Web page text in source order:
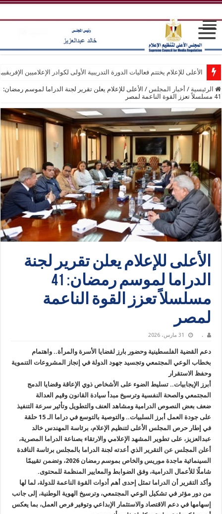
الأعلى للإعلام يختتم فعاليات الدورة التدريبية الأولى لكوادر الإعلاميين
الرئيسية / أخبار المجلس / الأعلى للإعلام يعلن تقرير لجنة الدراما لموسم رمضان:
41 مسلسلاً تعزز القوة الناعمة لمصر
الأعلى للإعلام يعلن تقرير لجنة
الدراما لموسم رمضان: 41
مسلسلاً تعزز القوة الناعمة
لمصر
. 31 مارس، 2026
دعم القضية الفلسطينية وحضور بارز لقضايا الأسرة والمرأة.. واهتمام
بخطاب الوعي المجتمعي وتجسيد جهود الدولة في إنجاز المشروعات التنموية
وحفظ الاستقرار
أبرز الإيجابيات.. تسليط الضوء على الأشخاص ذوي الإعاقة وقضايا الدمج
المجتمعي والصحة النفسية وترسيخ مبدأ سيادة القانون وقيم العدالة
ضعف بعض النصوص الدرامية ومشاهد العنف والتطويل وتأثير سرعة التنفيذ
على جودة العمل أبرز السلبيات.. والتوصية بالتوسع في دراما الـ 15 حلقة
في إطار حرص المجلس الأعلى لتنظيم الإعلام، برئاسة المهندس خالد
عبدالعزيز، على تطوير المشهد الإعلامي والارتقاء بصناعة الدراما المصرية،
أعلن المجلس عن التقرير الذي أعدته لجنة الدراما بالمجلس برئاسة الناقدة
السينمائية ماجدة موريس والخاص بموسم رمضان 2026، وتضمن تقييمًا
شاملًا للأعمال الدرامية، وفق الضوابط والمعايير المنظمة للمحتوى.
وأكد التقرير أن الدراما تمثل إحدى أهم أدوات القوة الناعمة للدولة، لما لها
من دور مؤثر في تشكيل الوعي المجتمعي، وترسيخ الهوية الوطنية، إلى جانب
إسهامها في دعم الاقتصاد والاستثمار الإبداعي وتوفير فرص العمل، بما يعكس